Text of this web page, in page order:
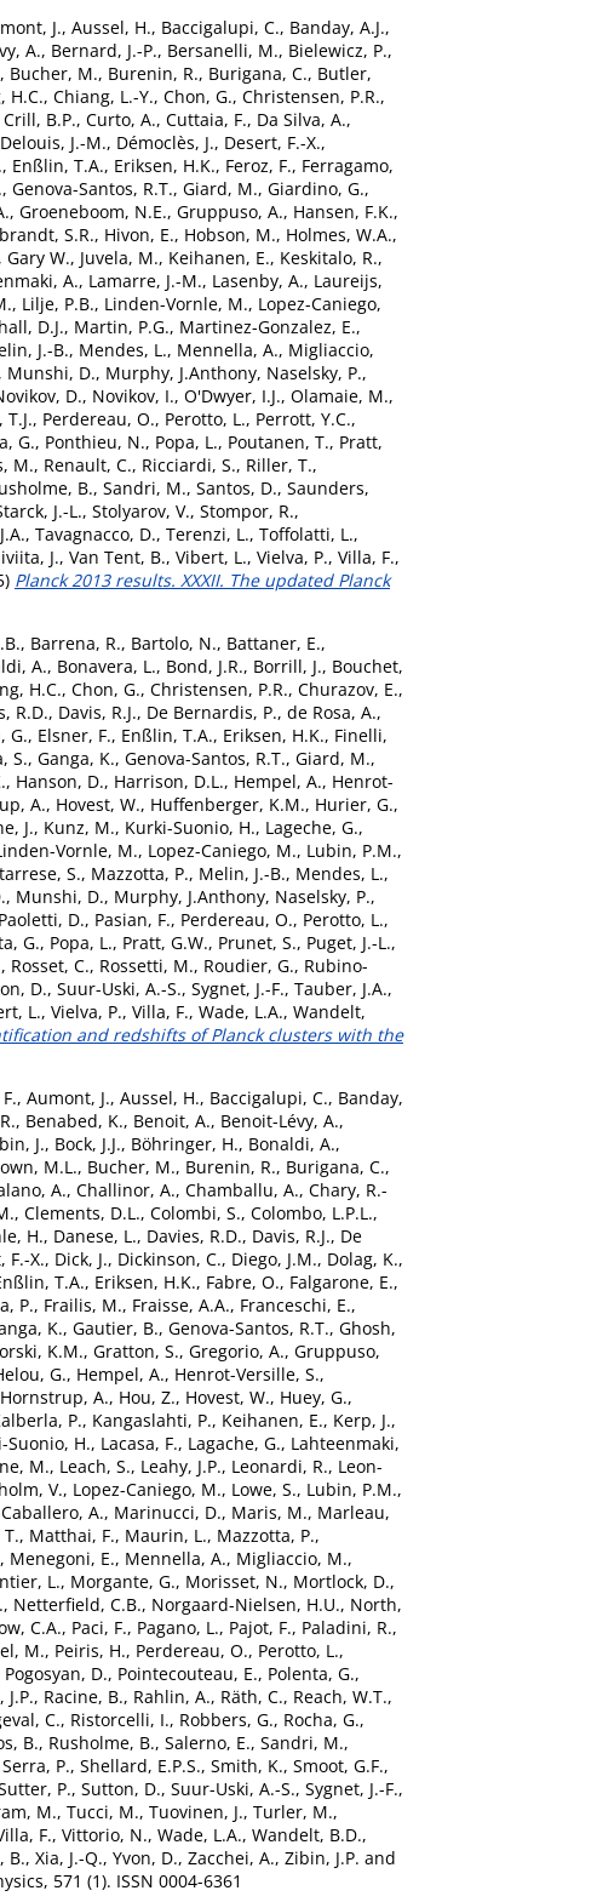
J., Aussel, H., Baccigalupi, C., Banday, A.J.,
A., Bernard, J.-P., Bersanelli, M., Bielewicz, P.,
, Bucher, M., Burenin, R., Burigana, C., Butler,
H.C., Chiang, L.-Y., Chon, G., Christensen, P.R.,
Crill, B.P., Curto, A., Cuttaia, F., Da Silva, A.,
Delouis, J.-M., Démoclès, J., Desert, F.-X.,
, Enßlin, T.A., Eriksen, H.K., Feroz, F., Ferragamo,
, Genova-Santos, R.T., Giard, M., Giardino, G.,
, Groeneboom, N.E., Gruppuso, A., Hansen, F.K.,
S.R., Hivon, E., Hobson, M., Holmes, W.A.,
Gary W., Juvela, M., Keihanen, E., Keskitalo, R.,
A., Lamarre, J.-M., Lasenby, A., Laureijs,
, Lilje, P.B., Linden-Vornle, M., Lopez-Caniego,
D.J., Martin, P.G., Martinez-Gonzalez, E.,
J.-B., Mendes, L., Mennella, A., Migliaccio,
, Munshi, D., Murphy, J.Anthony, Naselsky, P.,
D., Novikov, I., O'Dwyer, I.J., Olamaie, M.,
T.J., Perdereau, O., Perotto, L., Perrott, Y.C.,
G., Ponthieu, N., Popa, L., Poutanen, T., Pratt,
M., Renault, C., Ricciardi, S., Riller, T.,
B., Sandri, M., Santos, D., Saunders,
J.-L., Stolyarov, V., Stompor, R.,
, Tavagnacco, D., Terenzi, L., Toffolatti, L.,
J., Van Tent, B., Vibert, L., Vielva, P., Villa, F.,
Planck 2013 results. XXXII. The updated Planck
, Barrena, R., Bartolo, N., Battaner, E.,
A., Bonavera, L., Bond, J.R., Borrill, J., Bouchet,
H.C., Chon, G., Christensen, P.R., Churazov, E.,
R.D., Davis, R.J., De Bernardis, P., de Rosa, A.,
G., Elsner, F., Enßlin, T.A., Eriksen, H.K., Finelli,
S., Ganga, K., Genova-Santos, R.T., Giard, M.,
, Hanson, D., Harrison, D.L., Hempel, A., Henrot-
A., Hovest, W., Huffenberger, K.M., Hurier, G.,
J., Kunz, M., Kurki-Suonio, H., Lageche, G.,
Vornle, M., Lopez-Caniego, M., Lubin, P.M.,
S., Mazzotta, P., Melin, J.-B., Mendes, L.,
, Munshi, D., Murphy, J.Anthony, Naselsky, P.,
Paoletti, D., Pasian, F., Perdereau, O., Perotto, L.,
G., Popa, L., Pratt, G.W., Prunet, S., Puget, J.-L.,
, Rosset, C., Rossetti, M., Roudier, G., Rubino-
D., Suur-Uski, A.-S., Sygnet, J.-F., Tauber, J.A.,
L., Vielva, P., Villa, F., Wade, L.A., Wandelt,
and redshifts of Planck clusters with the
, Aumont, J., Aussel, H., Baccigalupi, C., Banday,
, Benabed, K., Benoit, A., Benoit-Lévy, A.,
J., Bock, J.J., Böhringer, H., Bonaldi, A.,
M.L., Bucher, M., Burenin, R., Burigana, C.,
A., Challinor, A., Chamballu, A., Chary, R.-
, Clements, D.L., Colombi, S., Colombo, L.P.L.,
H., Danese, L., Davies, R.D., Davis, R.J., De
F.-X., Dick, J., Dickinson, C., Diego, J.M., Dolag, K.,
T.A., Eriksen, H.K., Fabre, O., Falgarone, E.,
P., Frailis, M., Fraisse, A.A., Franceschi, E.,
K., Gautier, B., Genova-Santos, R.T., Ghosh,
K.M., Gratton, S., Gregorio, A., Gruppuso,
G., Hempel, A., Henrot-Versille, S.,
Hornstrup, A., Hou, Z., Hovest, W., Huey, G.,
P., Kangaslahti, P., Keihanen, E., Kerp, J.,
Suonio, H., Lacasa, F., Lagache, G., Lahteenmaki,
M., Leach, S., Leahy, J.P., Leonardi, R., Leon-
V., Lopez-Caniego, M., Lowe, S., Lubin, P.M.,
A., Marinucci, D., Maris, M., Marleau,
, Matthai, F., Maurin, L., Mazzotta, P.,
, Menegoni, E., Mennella, A., Migliaccio, M.,
L., Morgante, G., Morisset, N., Mortlock, D.,
, Netterfield, C.B., Norgaard-Nielsen, H.U., North,
C.A., Paci, F., Pagano, L., Pajot, F., Paladini, R.,
M., Peiris, H., Perdereau, O., Perotto, L.,
Pogosyan, D., Pointecouteau, E., Polenta, G.,
J.P., Racine, B., Rahlin, A., Räth, C., Reach, W.T.,
C., Ristorcelli, I., Robbers, G., Rocha, G.,
B., Rusholme, B., Salerno, E., Sandri, M.,
Serra, P., Shellard, E.P.S., Smith, K., Smoot, G.F.,
P., Sutton, D., Suur-Uski, A.-S., Sygnet, J.-F.,
M., Tucci, M., Tuovinen, J., Turler, M.,
F., Vittorio, N., Wade, L.A., Wandelt, B.D.,
B., Xia, J.-Q., Yvon, D., Zacchei, A., Zibin, J.P. and
571 (1). ISSN 0004-6361